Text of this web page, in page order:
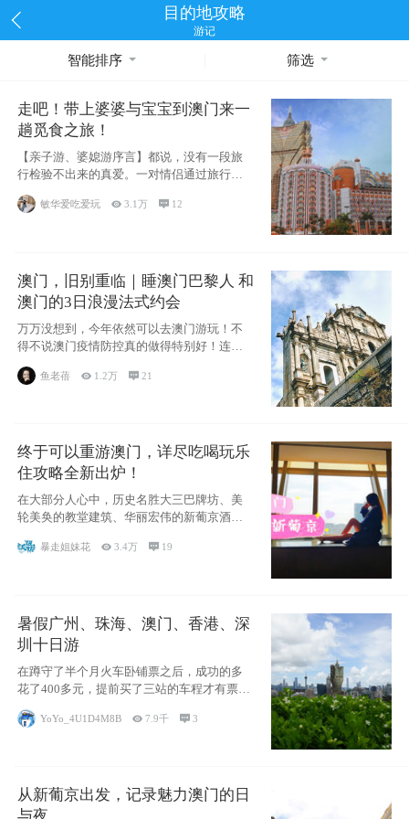
目的地攻略
游记
智能排序 筛选
走吧！带上婆婆与宝宝到澳门来一
趟觅食之旅！
【亲子游、婆媳游序言】都说，没有一段旅
行检验不出来的真爱。一对情侣通过旅行的
相处能够
敏华爱吃爱玩  3.1万  12
澳门，旧别重临｜睡澳门巴黎人 和
澳门的3日浪漫法式约会
万万没想到，今年依然可以去澳门游玩！不
得不说澳门疫情防控真的做得特别好！连续
鱼老蓓  1.2万 21
终于可以重游澳门，详尽吃喝玩乐
住攻略全新出炉！
在大部分人心中，历史名胜大三巴牌坊、美
轮美奂的教堂建筑、华丽宏伟的新葡京酒
暴走姐妹花 3.4万  19
暑假广州、珠海、澳门、香港、深
圳十日游
在蹲守了半个月火车卧铺票之后，成功的多
花了400多元，提前买了三站的车程才有票并
YoYo_4U1D4M8B 7.9千  3
从新葡京出发，记录魅力澳门的日